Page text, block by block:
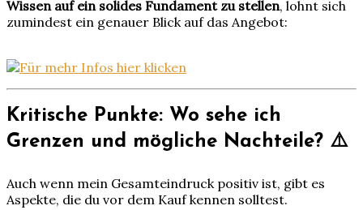
Wissen auf ein solides Fundament zu stellen, lohnt sich
zumindest ein genauer Blick auf das Angebot:
Kritische Punkte: Wo sehe ich
Grenzen und mögliche Nachteile? ⚠️
Auch wenn mein Gesamteindruck positiv ist, gibt es
Aspekte, die du vor dem Kauf kennen solltest.